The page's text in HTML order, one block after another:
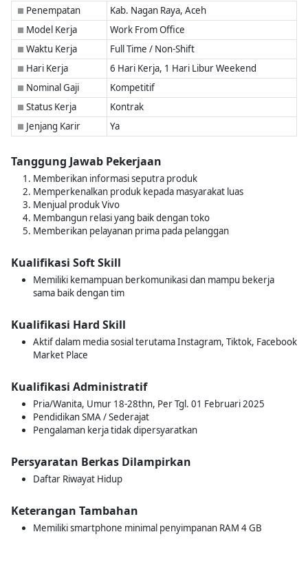
■ Penempatan Kab. Nagan Raya, Aceh
■ Model Kerja Work From Office
■ Waktu Kerja Full Time / Non-Shift
■ Hari Kerja 6 Hari Kerja, 1 Hari Libur Weekend
■ Nominal Gaji Kompetitif
■ Status Kerja Kontrak
■ Jenjang Karir Ya
Tanggung Jawab Pekerjaan
Memberikan informasi seputra produk
Memperkenalkan produk kepada masyarakat luas
Menjual produk Vivo
Membangun relasi yang baik dengan toko
Memberikan pelayanan prima pada pelanggan
Kualifikasi Soft Skill
Memiliki kemampuan berkomunikasi dan mampu bekerja
sama baik dengan tim
Kualifikasi Hard Skill
Aktif dalam media sosial terutama Instagram, Tiktok, Facebook
Market Place
Kualifikasi Administratif
Pria/Wanita, Umur 18-28thn, Per Tgl. 01 Februari 2025
Pendidikan SMA / Sederajat
Pengalaman kerja tidak dipersyaratkan
Persyaratan Berkas Dilampirkan
Daftar Riwayat Hidup
Keterangan Tambahan
Memiliki smartphone minimal penyimpanan RAM 4 GB